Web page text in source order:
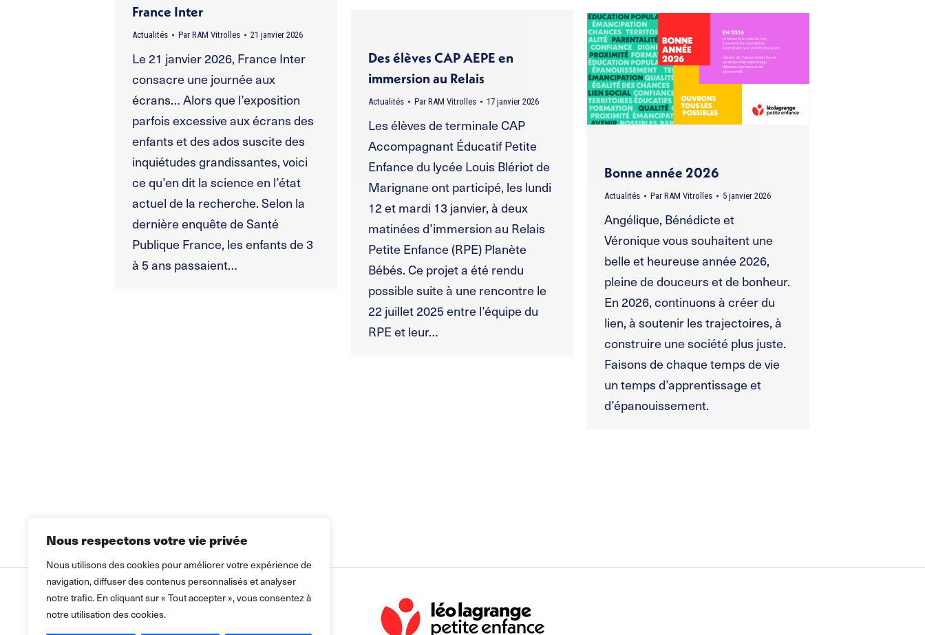
Nous respectons votre vie privée
Nous utilisons des cookies pour améliorer votre expérience de
navigation, diffuser des contenus personnalisés et analyser
notre trafic. En cliquant sur « Tout accepter », vous consentez à
notre utilisation des cookies.
France Inter
Actualités Par RAM Vitrolles 21 janvier 2026
Le 21 janvier 2026, France Inter
consacre une journée aux
écrans… Alors que l’exposition
parfois excessive aux écrans des
enfants et des ados suscite des
inquiétudes grandissantes, voici
ce qu’en dit la science en l’état
actuel de la recherche. Selon la
dernière enquête de Santé
Publique France, les enfants de 3
à 5 ans passaient…
Des élèves CAP AEPE en
immersion au Relais
Actualités Par RAM Vitrolles 17 janvier 2026
Les élèves de terminale CAP
Accompagnant Éducatif Petite
Enfance du lycée Louis Blériot de
Marignane ont participé, les lundi
12 et mardi 13 janvier, à deux
matinées d’immersion au Relais
Petite Enfance (RPE) Planète
Bébés. Ce projet a été rendu
possible suite à une rencontre le
22 juillet 2025 entre l’équipe du
RPE et leur…
Bonne année 2026
Actualités Par RAM Vitrolles 5 janvier 2026
Angélique, Bénédicte et
Véronique vous souhaitent une
belle et heureuse année 2026,
pleine de douceurs et de bonheur.
En 2026, continuons à créer du
lien, à soutenir les trajectoires, à
construire une société plus juste.
Faisons de chaque temps de vie
un temps d’apprentissage et
d’épanouissement.